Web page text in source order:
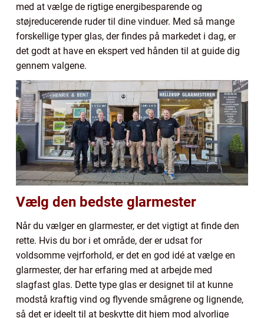
med at vælge de rigtige energibesparende og
støjreducerende ruder til dine vinduer. Med så mange
forskellige typer glas, der findes på markedet i dag, er
det godt at have en ekspert ved hånden til at guide dig
gennem valgene.
Vælg den bedste glarmester
Når du vælger en glarmester, er det vigtigt at finde den
rette. Hvis du bor i et område, der er udsat for
voldsomme vejrforhold, er det en god idé at vælge en
glarmester, der har erfaring med at arbejde med
slagfast glas. Dette type glas er designet til at kunne
modstå kraftig vind og flyvende smågrene og lignende,
så det er ideelt til at beskytte dit hjem mod alvorlige